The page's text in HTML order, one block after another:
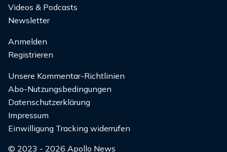
Videos & Podcasts
Newsletter
Anmelden
Registrieren
Unsere Kommentar-Richtlinien
Abo-Nutzungsbedingungen
Datenschutzerklärung
Impressum
Einwilligung Tracking widerrufen
© 2023 - 2026 Apollo News